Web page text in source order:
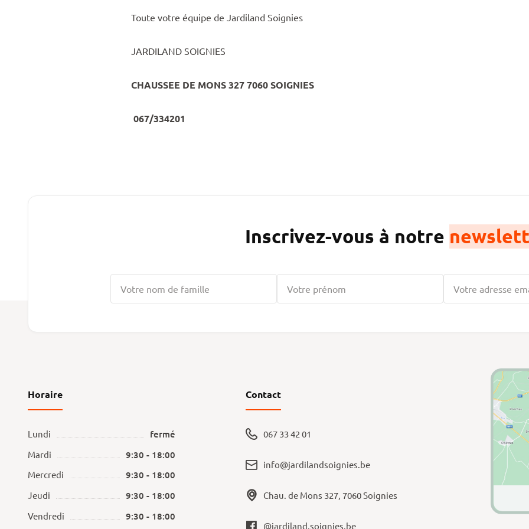
Toute votre équipe de Jardiland Soignies
JARDILAND SOIGNIES
CHAUSSEE DE MONS 327 7060 SOIGNIES
067/334201
Inscrivez-vous à notre
Horaire
Lundi fermé
Mardi 9:30 - 18:00
Mercredi 9:30 - 18:00
Jeudi 9:30 - 18:00
Vendredi 9:30 - 18:00
Contact
067 33 42 01
info@jardilandsoignies.be
Chau. de Mons 327, 7060 Soignies
@jardiland.soignies.be